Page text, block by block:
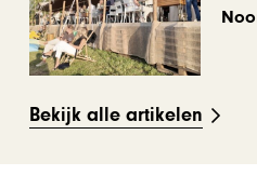
Bekijk alle artikelen